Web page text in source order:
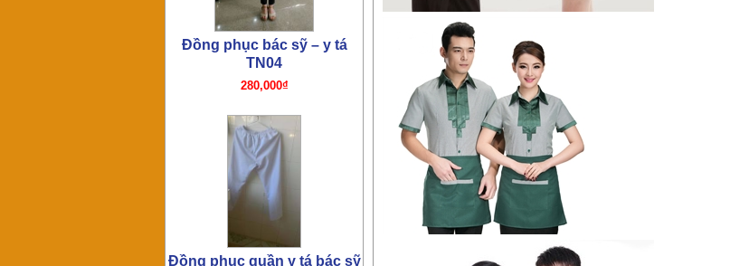
180,000₫
Đồng phục bác sỹ TN02
210,000₫